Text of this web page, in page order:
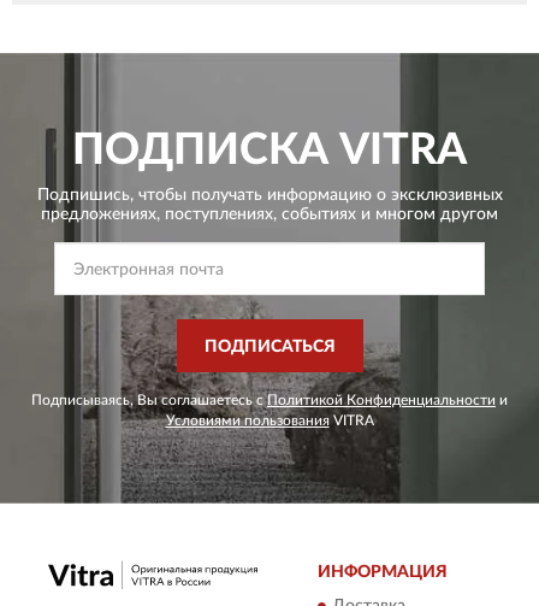
ПОДПИСКА VITRA
Подпишись, чтобы получать информацию о эксклюзивных
предложениях, поступлениях, событиях и многом другом
ПОДПИСАТЬСЯ
Подписываясь, Вы соглашаетесь сПолитикой Конфиденциальности и
Условиями пользованияVITRA
ИНФОРМАЦИЯ